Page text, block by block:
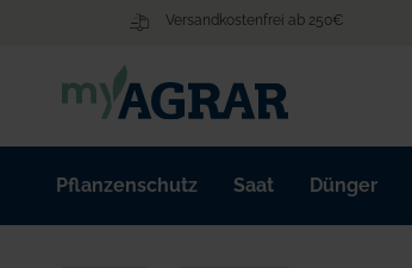
Versandkostenfrei ab 250€
Pflanzenschutz Saat Dünger